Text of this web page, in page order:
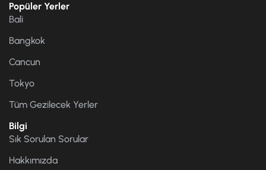
Popüler Yerler
Bali
Bangkok
Cancun
Tokyo
Tüm Gezilecek Yerler
Bilgi
Sık Sorulan Sorular
Hakkımızda